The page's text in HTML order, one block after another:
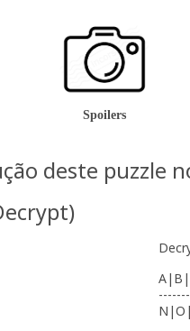
Spoilers
deste puzzle
)